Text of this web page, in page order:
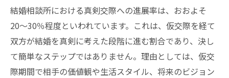
ルとは
真剣交際のルールと仮交際との違いを明確
に把握
結婚相談所の真剣交際期間の目安と注意点
結婚相談所における真剣交際への進展率は、おおよそ
20〜30％程度といわれています。これは、仮交際を経て
双方が結婚を真剣に考えた段階に進む割合であり、決し
て簡単なステップではありません。理由としては、仮交
際期間で相手の価値観や生活スタイル、将来のビジョン